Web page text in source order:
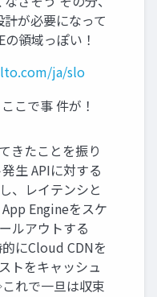
が必要になって
領域っぽい！
ja/slo
こで事 件が！
きたことを振り
生 APIに対する
、レイテンシと
Engineをスケ
ルアウトする
にCloud CDNを
トをキャッシュ
れで一旦は収束